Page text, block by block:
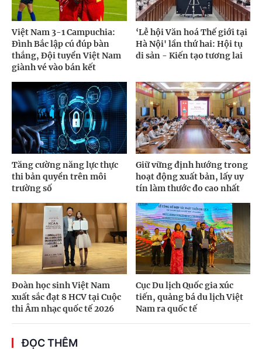
Việt Nam 3-1 Campuchia:
Đình Bắc lập cú đúp bàn
thắng, Đội tuyển Việt Nam
giành vé vào bán kết
‘Lễ hội Văn hoá Thế giới tại
Hà Nội' lần thứ hai: Hội tụ
di sản - Kiến tạo tương lai
Tăng cường năng lực thực
thi bản quyền trên môi
trường số
Giữ vững định hướng trong
hoạt động xuất bản, lấy uy
tín làm thước đo cao nhất
Đoàn học sinh Việt Nam
xuất sắc đạt 8 HCV tại Cuộc
thi Âm nhạc quốc tế 2026
Cục Du lịch Quốc gia xúc
tiến, quảng bá du lịch Việt
Nam ra quốc tế
ĐỌC THÊM